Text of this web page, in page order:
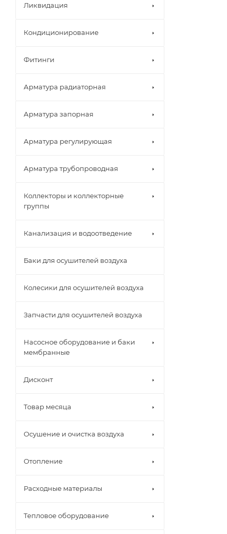
Ликвидация
Кондиционирование
Фитинги
Арматура радиаторная
Арматура запорная
Арматура регулирующая
Арматура трубопроводная
Коллекторы и коллекторные
группы
Канализация и водоотведение
Баки для осушителей воздуха
Колесики для осушителей воздуха
Запчасти для осушителей воздуха
Насосное оборудование и баки
мембранные
Дисконт
Товар месяца
Осушение и очистка воздуха
Отопление
Расходные материалы
Тепловое оборудование